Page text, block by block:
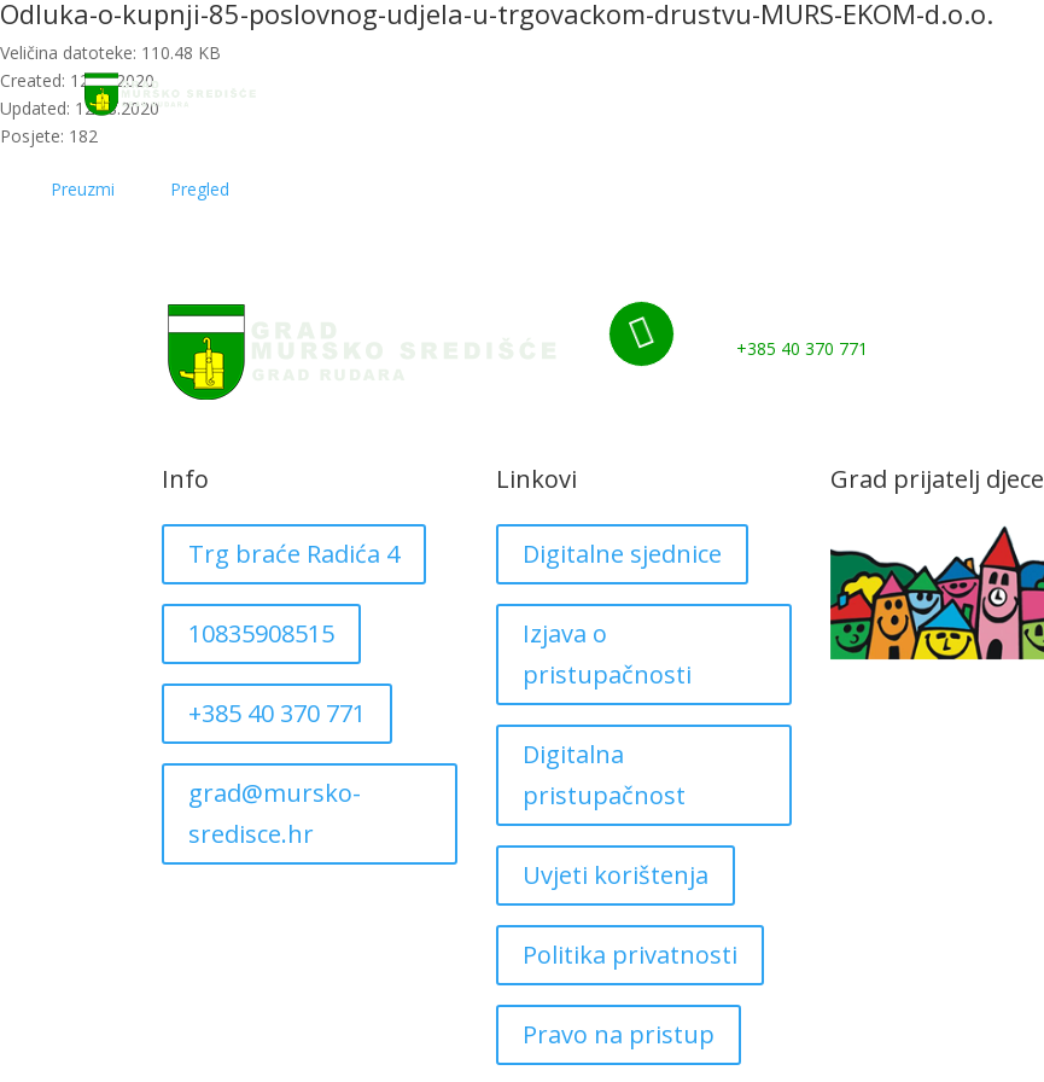
Odluka-o-kupnji-85-poslovnog-udjela-u-trgovackom-drustvu-MURS-EKOM-d.o.o.
Veličina datoteke: 110.48 KB
Created: 12.08.2020
Updated: 12.08.2020
Posjete: 182
Preuzmi Pregled
 +385 40 370 771
Info
Trg braće Radića 4
10835908515
+385 40 370 771
grad@mursko-
sredisce.hr
Linkovi
Digitalne sjednice
Izjava o
pristupačnosti
Digitalna
pristupačnost
Uvjeti korištenja
Politika privatnosti
Pravo na pristup
Grad prijatelj djece